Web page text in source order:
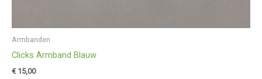
Armbanden
Clicks Armband Blauw
€15,00